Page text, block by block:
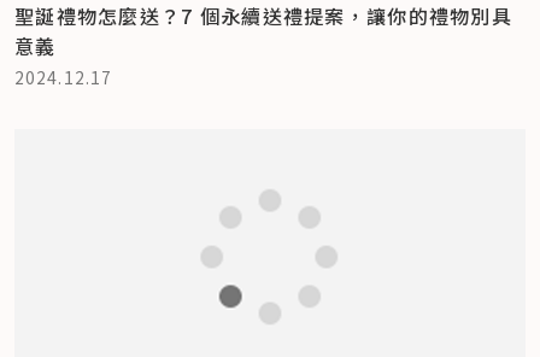
聖誕禮物怎麼送？7 個永續送禮提案，讓你的禮物別具
意義
2024.12.17